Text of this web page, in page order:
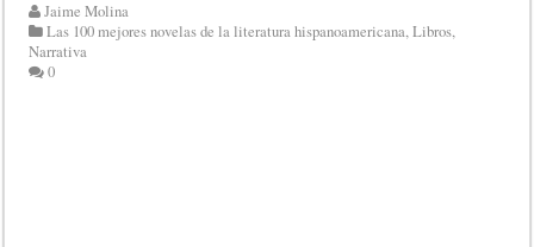
Jaime Molina
Las 100 mejores novelas de la literatura hispanoamericana,Libros,
Narrativa
0